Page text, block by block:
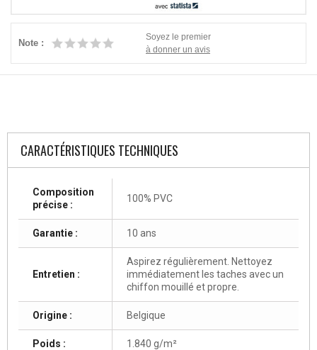
Note :
Soyez le premier
à donner un avis
CARACTÉRISTIQUES TECHNIQUES
Composition
précise :
100% PVC
Garantie : 10 ans
Entretien :
Aspirez régulièrement. Nettoyez
immédiatement les taches avec un
chiffon mouillé et propre.
Origine : Belgique
Poids : 1.840 g/m²